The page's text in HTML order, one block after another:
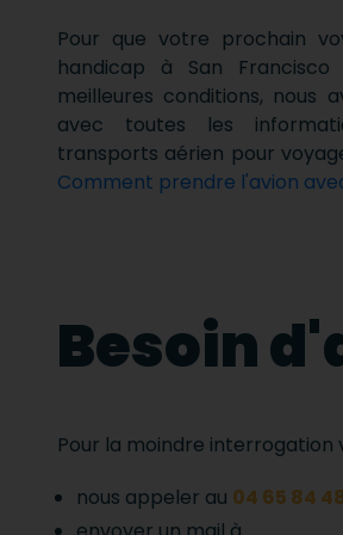
Pour que votre prochain
handicap à San
meilleures conditions, nous
avec toutes les
transports aérien pour
Comment prendre l'avion
Besoin
Pour la moindre interrogation
nous appeler au 04 65 84